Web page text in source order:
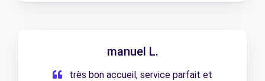
manuel L.
très bon accueil, service parfait et